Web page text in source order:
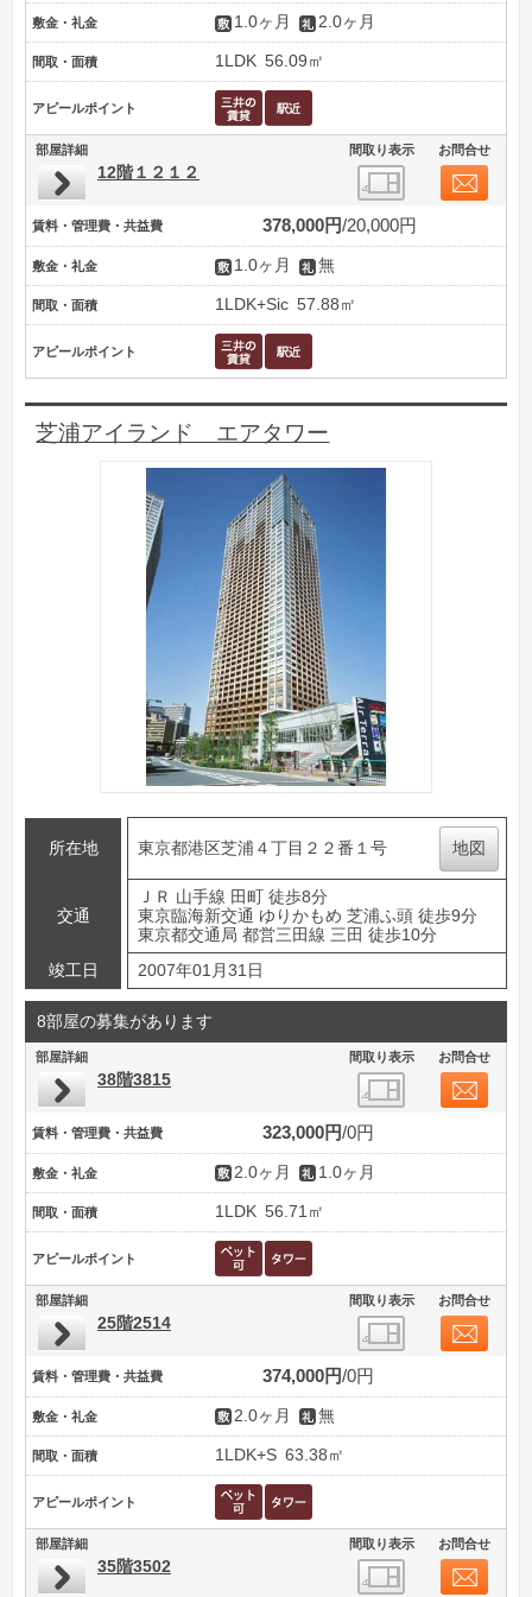
敷金・礼金 1.0ヶ月 2.0ヶ月
間取・面積 1LDK 56.09㎡
アピールポイント
部屋詳細 間取り表示 お問合せ
12階１２１２
賃料・管理費・共益費 378,000円 20,000円
敷金・礼金 1.0ヶ月 無
間取・面積 1LDK+Sic 57.88㎡
アピールポイント
芝浦アイランド エアタワー
所在地 東京都港区芝浦４丁目２２番１号 地図
交通
ＪＲ 山手線 田町 徒歩8分
東京臨海新交通 ゆりかもめ 芝浦ふ頭 徒歩9分
東京都交通局 都営三田線 三田 徒歩10分
竣工日
2007年01月31日
8部屋の募集があります
部屋詳細 間取り表示 お問合せ
38階3815
賃料・管理費・共益費 323,000円 0円
敷金・礼金 2.0ヶ月 1.0ヶ月
間取・面積 1LDK 56.71㎡
アピールポイント
部屋詳細 間取り表示 お問合せ
25階2514
賃料・管理費・共益費 374,000円 0円
敷金・礼金 2.0ヶ月 無
間取・面積 1LDK+S 63.38㎡
アピールポイント
部屋詳細 間取り表示 お問合せ
35階3502